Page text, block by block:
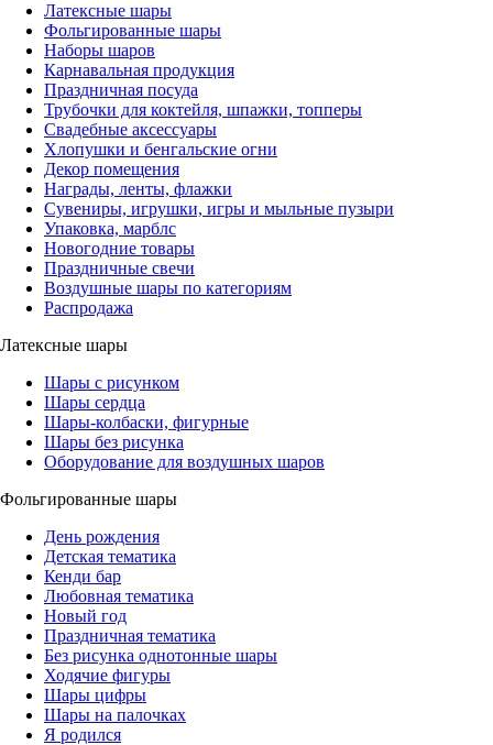
Латексные шары
Фольгированные шары
Наборы шаров
Карнавальная продукция
Праздничная посуда
Трубочки для коктейля, шпажки, топперы
Свадебные аксессуары
Хлопушки и бенгальские огни
Декор помещения
Награды, ленты, флажки
Сувениры, игрушки, игры и мыльные пузыри
Упаковка, марблс
Новогодние товары
Праздничные свечи
Воздушные шары по категориям
Распродажа
Латексные шары
Шары с рисунком
Шары сердца
Шары-колбаски, фигурные
Шары без рисунка
Оборудование для воздушных шаров
Фольгированные шары
День рождения
Детская тематика
Кенди бар
Любовная тематика
Новый год
Праздничная тематика
Без рисунка однотонные шары
Ходячие фигуры
Шары цифры
Шары на палочках
Я родился